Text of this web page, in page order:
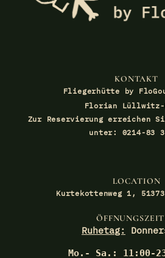
KONTAKT
Fliegerhütte by
Florian Lüllwitz-
Zur Reservierung erreichen
unter: 0214-83
LOCATION
Kurtekottenweg 1,
Ruhetag:
Mo.- Sa.: 11:00-